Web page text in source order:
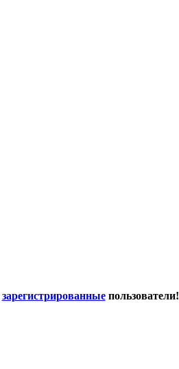
зарегистрированныепользователи!